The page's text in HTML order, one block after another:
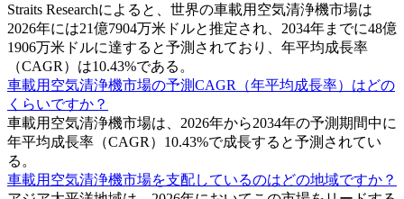
Straits Researchによると、世界の車載用空気清浄機市場は
2026年には21億7904万米ドルと推定され、2034年までに48億
1906万米ドルに達すると予測されており、年平均成長率
（CAGR）は10.43%である。
車載用空気清浄機市場の予測CAGR（年平均成長率）はどの
くらいですか？
車載用空気清浄機市場は、2026年から2034年の予測期間中に
年平均成長率（CAGR）10.43%で成長すると予測されてい
る。
車載用空気清浄機市場を支配しているのはどの地域ですか？